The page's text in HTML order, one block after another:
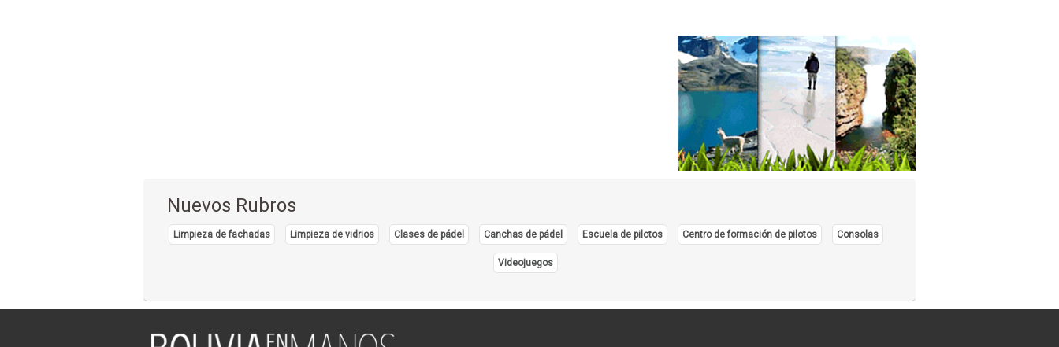
Nuevos Rubros
Limpieza de fachadas Limpieza de vidrios Clases de pádel Canchas de pádel Escuela de pilotos Centro de formación de pilotos Consolas
Videojuegos